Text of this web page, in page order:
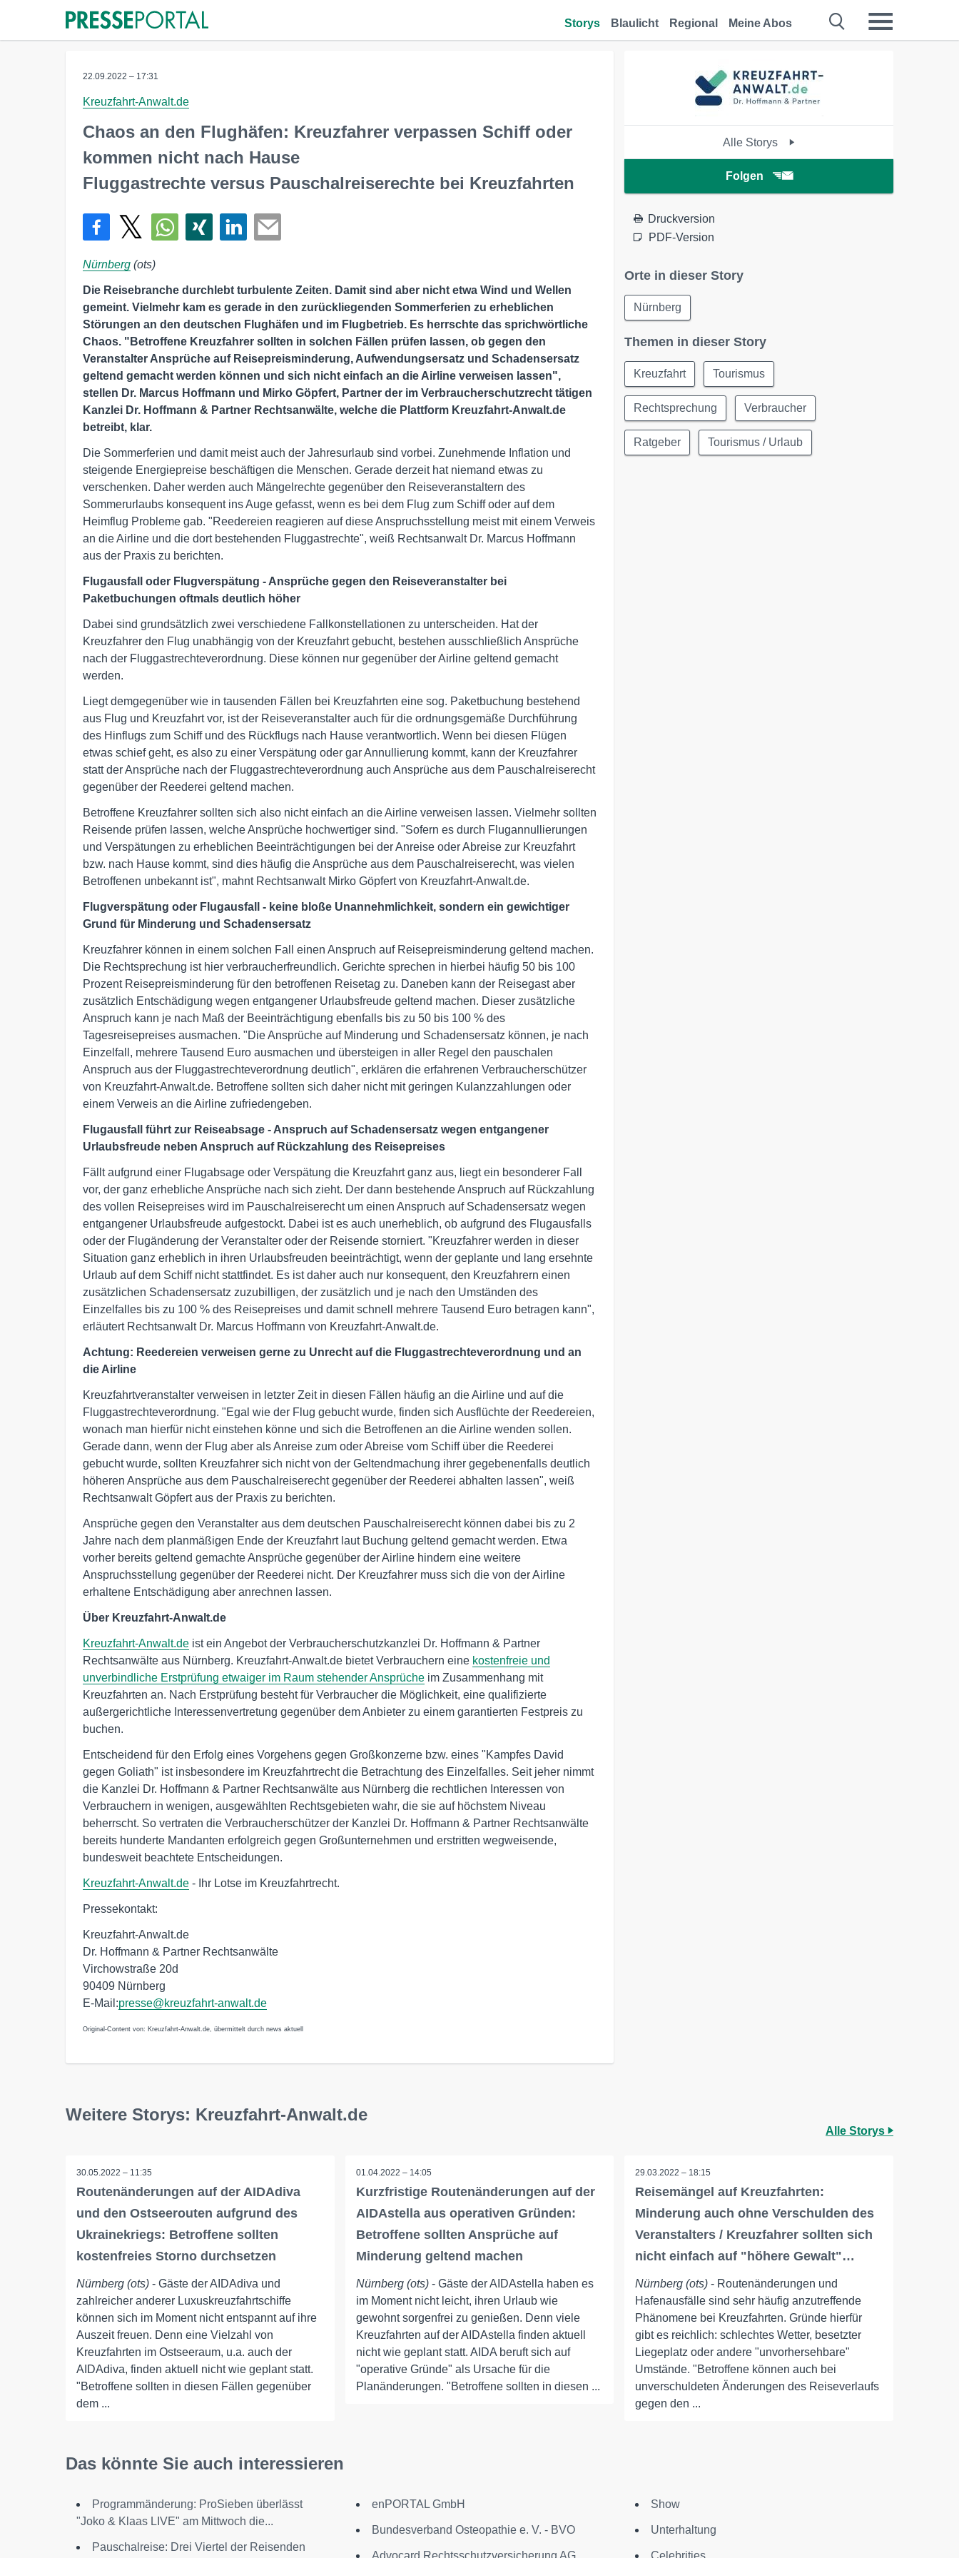
Storys Blaulicht Regional Meine Abos
22.09.2022 – 17:31
Kreuzfahrt-Anwalt.de
Chaos an den Flughäfen: Kreuzfahrer verpassen Schiff oder
kommen nicht nach Hause
Fluggastrechte versus Pauschalreiserechte bei Kreuzfahrten
Nürnberg (ots)
Die Reisebranche durchlebt turbulente Zeiten. Damit sind aber nicht etwa Wind und Wellen
gemeint. Vielmehr kam es gerade in den zurückliegenden Sommerferien zu erheblichen
Störungen an den deutschen Flughäfen und im Flugbetrieb. Es herrschte das sprichwörtliche
Chaos. "Betroffene Kreuzfahrer sollten in solchen Fällen prüfen lassen, ob gegen den
Veranstalter Ansprüche auf Reisepreisminderung, Aufwendungsersatz und Schadensersatz
geltend gemacht werden können und sich nicht einfach an die Airline verweisen lassen",
stellen Dr. Marcus Hoffmann und Mirko Göpfert, Partner der im Verbraucherschutzrecht tätigen
Kanzlei Dr. Hoffmann & Partner Rechtsanwälte, welche die Plattform Kreuzfahrt-Anwalt.de
betreibt, klar.
Die Sommerferien und damit meist auch der Jahresurlaub sind vorbei. Zunehmende Inflation und
steigende Energiepreise beschäftigen die Menschen. Gerade derzeit hat niemand etwas zu
verschenken. Daher werden auch Mängelrechte gegenüber den Reiseveranstaltern des
Sommerurlaubs konsequent ins Auge gefasst, wenn es bei dem Flug zum Schiff oder auf dem
Heimflug Probleme gab. "Reedereien reagieren auf diese Anspruchsstellung meist mit einem Verweis
an die Airline und die dort bestehenden Fluggastrechte", weiß Rechtsanwalt Dr. Marcus Hoffmann
aus der Praxis zu berichten.
Flugausfall oder Flugverspätung - Ansprüche gegen den Reiseveranstalter bei
Paketbuchungen oftmals deutlich höher
Dabei sind grundsätzlich zwei verschiedene Fallkonstellationen zu unterscheiden. Hat der
Kreuzfahrer den Flug unabhängig von der Kreuzfahrt gebucht, bestehen ausschließlich Ansprüche
nach der Fluggastrechteverordnung. Diese können nur gegenüber der Airline geltend gemacht
werden.
Liegt demgegenüber wie in tausenden Fällen bei Kreuzfahrten eine sog. Paketbuchung bestehend
aus Flug und Kreuzfahrt vor, ist der Reiseveranstalter auch für die ordnungsgemäße Durchführung
des Hinflugs zum Schiff und des Rückflugs nach Hause verantwortlich. Wenn bei diesen Flügen
etwas schief geht, es also zu einer Verspätung oder gar Annullierung kommt, kann der Kreuzfahrer
statt der Ansprüche nach der Fluggastrechteverordnung auch Ansprüche aus dem Pauschalreiserecht
gegenüber der Reederei geltend machen.
Betroffene Kreuzfahrer sollten sich also nicht einfach an die Airline verweisen lassen. Vielmehr sollten
Reisende prüfen lassen, welche Ansprüche hochwertiger sind. "Sofern es durch Flugannullierungen
und Verspätungen zu erheblichen Beeinträchtigungen bei der Anreise oder Abreise zur Kreuzfahrt
bzw. nach Hause kommt, sind dies häufig die Ansprüche aus dem Pauschalreiserecht, was vielen
Betroffenen unbekannt ist", mahnt Rechtsanwalt Mirko Göpfert von Kreuzfahrt-Anwalt.de.
Flugverspätung oder Flugausfall - keine bloße Unannehmlichkeit, sondern ein gewichtiger
Grund für Minderung und Schadensersatz
Kreuzfahrer können in einem solchen Fall einen Anspruch auf Reisepreisminderung geltend machen.
Die Rechtsprechung ist hier verbraucherfreundlich. Gerichte sprechen in hierbei häufig 50 bis 100
Prozent Reisepreisminderung für den betroffenen Reisetag zu. Daneben kann der Reisegast aber
zusätzlich Entschädigung wegen entgangener Urlaubsfreude geltend machen. Dieser zusätzliche
Anspruch kann je nach Maß der Beeinträchtigung ebenfalls bis zu 50 bis 100 % des
Tagesreisepreises ausmachen. "Die Ansprüche auf Minderung und Schadensersatz können, je nach
Einzelfall, mehrere Tausend Euro ausmachen und übersteigen in aller Regel den pauschalen
Anspruch aus der Fluggastrechteverordnung deutlich", erklären die erfahrenen Verbraucherschützer
von Kreuzfahrt-Anwalt.de. Betroffene sollten sich daher nicht mit geringen Kulanzzahlungen oder
einem Verweis an die Airline zufriedengeben.
Flugausfall führt zur Reiseabsage - Anspruch auf Schadensersatz wegen entgangener
Urlaubsfreude neben Anspruch auf Rückzahlung des Reisepreises
Fällt aufgrund einer Flugabsage oder Verspätung die Kreuzfahrt ganz aus, liegt ein besonderer Fall
vor, der ganz erhebliche Ansprüche nach sich zieht. Der dann bestehende Anspruch auf Rückzahlung
des vollen Reisepreises wird im Pauschalreiserecht um einen Anspruch auf Schadensersatz wegen
entgangener Urlaubsfreude aufgestockt. Dabei ist es auch unerheblich, ob aufgrund des Flugausfalls
oder der Flugänderung der Veranstalter oder der Reisende storniert. "Kreuzfahrer werden in dieser
Situation ganz erheblich in ihren Urlaubsfreuden beeinträchtigt, wenn der geplante und lang ersehnte
Urlaub auf dem Schiff nicht stattfindet. Es ist daher auch nur konsequent, den Kreuzfahrern einen
zusätzlichen Schadensersatz zuzubilligen, der zusätzlich und je nach den Umständen des
Einzelfalles bis zu 100 % des Reisepreises und damit schnell mehrere Tausend Euro betragen kann",
erläutert Rechtsanwalt Dr. Marcus Hoffmann von Kreuzfahrt-Anwalt.de.
Achtung: Reedereien verweisen gerne zu Unrecht auf die Fluggastrechteverordnung und an
die Airline
Kreuzfahrtveranstalter verweisen in letzter Zeit in diesen Fällen häufig an die Airline und auf die
Fluggastrechteverordnung. "Egal wie der Flug gebucht wurde, finden sich Ausflüchte der Reedereien,
wonach man hierfür nicht einstehen könne und sich die Betroffenen an die Airline wenden sollen.
Gerade dann, wenn der Flug aber als Anreise zum oder Abreise vom Schiff über die Reederei
gebucht wurde, sollten Kreuzfahrer sich nicht von der Geltendmachung ihrer gegebenenfalls deutlich
höheren Ansprüche aus dem Pauschalreiserecht gegenüber der Reederei abhalten lassen", weiß
Rechtsanwalt Göpfert aus der Praxis zu berichten.
Ansprüche gegen den Veranstalter aus dem deutschen Pauschalreiserecht können dabei bis zu 2
Jahre nach dem planmäßigen Ende der Kreuzfahrt laut Buchung geltend gemacht werden. Etwa
vorher bereits geltend gemachte Ansprüche gegenüber der Airline hindern eine weitere
Anspruchsstellung gegenüber der Reederei nicht. Der Kreuzfahrer muss sich die von der Airline
erhaltene Entschädigung aber anrechnen lassen.
Über Kreuzfahrt-Anwalt.de
Kreuzfahrt-Anwalt.de ist ein Angebot der Verbraucherschutzkanzlei Dr. Hoffmann & Partner
Rechtsanwälte aus Nürnberg. Kreuzfahrt-Anwalt.de bietet Verbrauchern eine kostenfreie und
unverbindliche Erstprüfung etwaiger im Raum stehender Ansprüche im Zusammenhang mit
Kreuzfahrten an. Nach Erstprüfung besteht für Verbraucher die Möglichkeit, eine qualifizierte
außergerichtliche Interessenvertretung gegenüber dem Anbieter zu einem garantierten Festpreis zu
buchen.
Entscheidend für den Erfolg eines Vorgehens gegen Großkonzerne bzw. eines "Kampfes David
gegen Goliath" ist insbesondere im Kreuzfahrtrecht die Betrachtung des Einzelfalles. Seit jeher nimmt
die Kanzlei Dr. Hoffmann & Partner Rechtsanwälte aus Nürnberg die rechtlichen Interessen von
Verbrauchern in wenigen, ausgewählten Rechtsgebieten wahr, die sie auf höchstem Niveau
beherrscht. So vertraten die Verbraucherschützer der Kanzlei Dr. Hoffmann & Partner Rechtsanwälte
bereits hunderte Mandanten erfolgreich gegen Großunternehmen und erstritten wegweisende,
bundesweit beachtete Entscheidungen.
Kreuzfahrt-Anwalt.de - Ihr Lotse im Kreuzfahrtrecht.
Pressekontakt:
Kreuzfahrt-Anwalt.de
Dr. Hoffmann & Partner Rechtsanwälte
Virchowstraße 20d
90409 Nürnberg
E-Mail:presse@kreuzfahrt-anwalt.de
Original-Content von: Kreuzfahrt-Anwalt.de, übermittelt durch news aktuell
Alle Storys
Folgen
Druckversion
PDF-Version
Orte in dieser Story
Nürnberg
Themen in dieser Story
Kreuzfahrt Tourismus
Rechtsprechung Verbraucher
Ratgeber Tourismus / Urlaub
Weitere Storys: Kreuzfahrt-Anwalt.de
Alle Storys
30.05.2022 – 11:35
Routenänderungen auf der AIDAdiva
und den Ostseerouten aufgrund des
Ukrainekriegs: Betroffene sollten
kostenfreies Storno durchsetzen
Nürnberg (ots) - Gäste der AIDAdiva und
zahlreicher anderer Luxuskreuzfahrtschiffe
können sich im Moment nicht entspannt auf ihre
Auszeit freuen. Denn eine Vielzahl von
Kreuzfahrten im Ostseeraum, u.a. auch der
AIDAdiva, finden aktuell nicht wie geplant statt.
"Betroffene sollten in diesen Fällen gegenüber
dem ...
01.04.2022 – 14:05
Kurzfristige Routenänderungen auf der
AIDAstella aus operativen Gründen:
Betroffene sollten Ansprüche auf
Minderung geltend machen
Nürnberg (ots)- Gäste der AIDAstella haben es
im Moment nicht leicht, ihren Urlaub wie
gewohnt sorgenfrei zu genießen. Denn viele
Kreuzfahrten auf der AIDAstella finden aktuell
nicht wie geplant statt. AIDA beruft sich auf
"operative Gründe" als Ursache für die
Planänderungen. "Betroffene sollten in diesen ...
29.03.2022 – 18:15
Reisemängel auf Kreuzfahrten:
Minderung auch ohne Verschulden des
Veranstalters / Kreuzfahrer sollten sich
nicht einfach auf "höhere Gewalt"…
Nürnberg (ots) - Routenänderungen und
Hafenausfälle sind sehr häufig anzutreffende
Phänomene bei Kreuzfahrten. Gründe hierfür
gibt es reichlich: schlechtes Wetter, besetzter
Liegeplatz oder andere "unvorhersehbare"
Umstände. "Betroffene können auch bei
unverschuldeten Änderungen des Reiseverlaufs
gegen den ...
Das könnte Sie auch interessieren
Programmänderung: ProSieben überlässt
"Joko & Klaas LIVE" am Mittwoch die...
Pauschalreise: Drei Viertel der Reisenden
enPORTAL GmbH
Bundesverband Osteopathie e. V. - BVO
Advocard Rechtsschutzversicherung AG
Show
Unterhaltung
Celebrities